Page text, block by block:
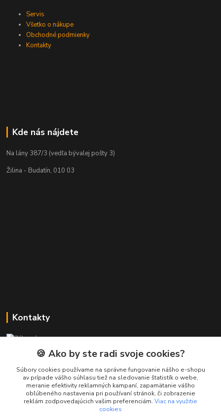
Servis
Všetko o nákupe
Obchodné podmienky
Kontakty
Kde nás nájdete
Na lány 387/3 (vedľa bývalej pošty 3)
Žilina - Budatín, 010 03
Kontakty
+421 911 010 560
Po-Pia, 13-17 hod.
info@presmartfon.sk
🍪 Ako by ste radi svoje cookies?
Súbory cookies používame na správne fungovanie nášho e-shopu
av prípade vášho súhlasu tiež na sledovanie štatistík o webe,
meranie efektivity reklamných kampaní, zapamätanie vášho
obľúbeného nastavenia pri používaní stránok, či zobrazenie
reklám zodpovedajúcich vašim preferenciám. Viac na využitie
cookies